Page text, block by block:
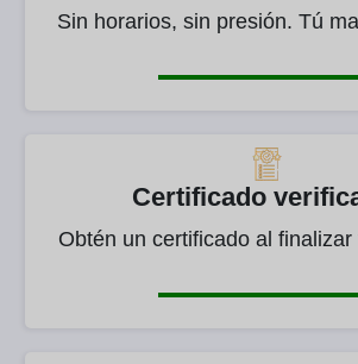
Sin horarios, sin presión. Tú
Certificado
Obtén un certificado al